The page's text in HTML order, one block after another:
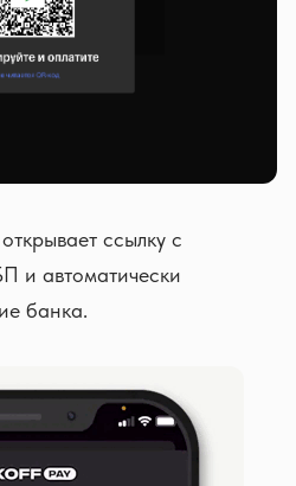
ссылку с
и автоматически
банка.